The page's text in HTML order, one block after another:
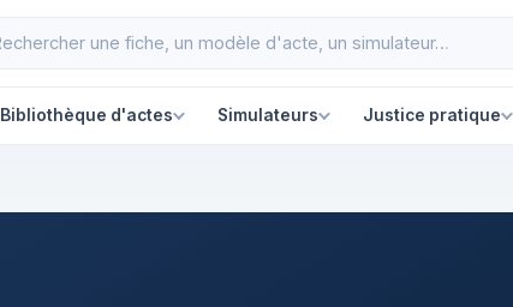
Bibliothèque d'actes Simulateurs Justice pratique